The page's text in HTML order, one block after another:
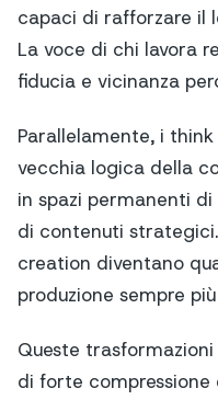
capaci di rafforzare il
La voce di chi lavora
fiducia e vicinanza
Parallelamente, i
vecchia logica della
in spazi permanenti
di contenuti
creation diventano
produzione sempre
Queste
di forte compressione